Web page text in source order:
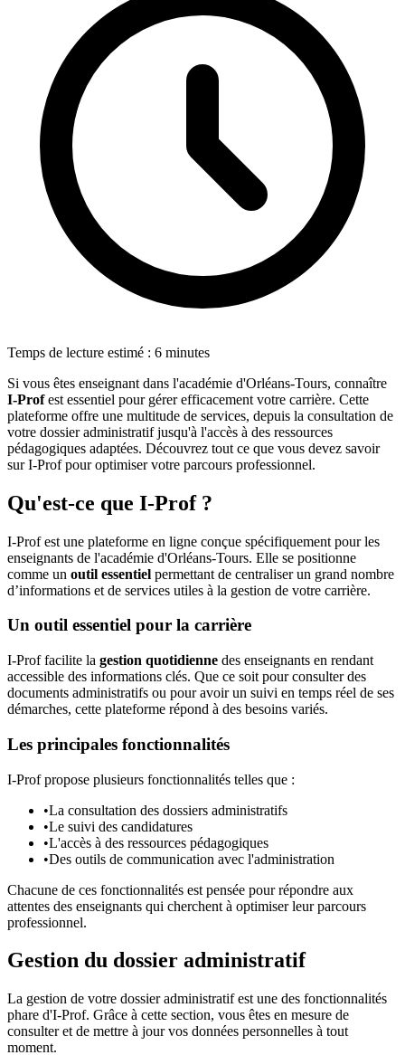
Temps de lecture estimé : 6 minutes
Si vous êtes enseignant dans l'académie d'Orléans-Tours, connaître
I-Profest essentiel pour gérer efficacement votre carrière. Cette
plateforme offre une multitude de services, depuis la consultation de
votre dossier administratif jusqu'à l'accès à des ressources
pédagogiques adaptées. Découvrez tout ce que vous devez savoir
sur I-Prof pour optimiser votre parcours professionnel.
Qu'est-ce que I-Prof ?
I-Prof est une plateforme en ligne conçue spécifiquement pour les
enseignants de l'académie d'Orléans-Tours. Elle se positionne
comme un outil essentiel permettant de centraliser un grand nombre
d’informations et de services utiles à la gestion de votre carrière.
Un outil essentiel pour la carrière
I-Prof facilite la gestion quotidienne des enseignants en rendant
accessible des informations clés. Que ce soit pour consulter des
documents administratifs ou pour avoir un suivi en temps réel de ses
démarches, cette plateforme répond à des besoins variés.
Les principales fonctionnalités
I-Prof propose plusieurs fonctionnalités telles que :
•La consultation des dossiers administratifs
•Le suivi des candidatures
•L'accès à des ressources pédagogiques
•Des outils de communication avec l'administration
Chacune de ces fonctionnalités est pensée pour répondre aux
attentes des enseignants qui cherchent à optimiser leur parcours
professionnel.
Gestion du dossier administratif
La gestion de votre dossier administratif est une des fonctionnalités
phare d'I-Prof. Grâce à cette section, vous êtes en mesure de
consulter et de mettre à jour vos données personnelles à tout
moment.